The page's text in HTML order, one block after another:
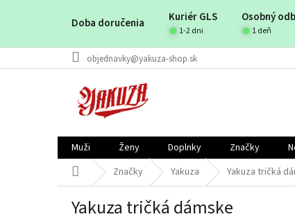
Doba doručenia Kuriér GLS Osobný
1-2 dni 1 deň
objednavky@yakuza-shop.sk
Muži Ženy Doplnky Značky
Domov Značky Yakuza Yakuza tričká
Yakuza tričká dámske